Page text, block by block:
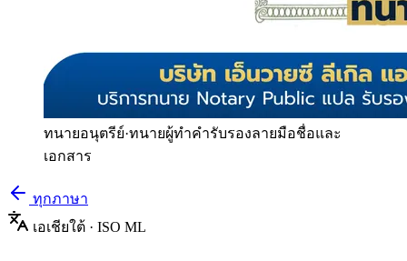
ทนายอนุตรีย์·ทนายผู้ทำคำรับรองลายมือชื่อและ
เอกสาร
ทุกภาษา
เอเชียใต้ · ISO ML